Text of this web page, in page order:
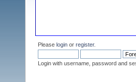
Please login or register.
Login with username, password and